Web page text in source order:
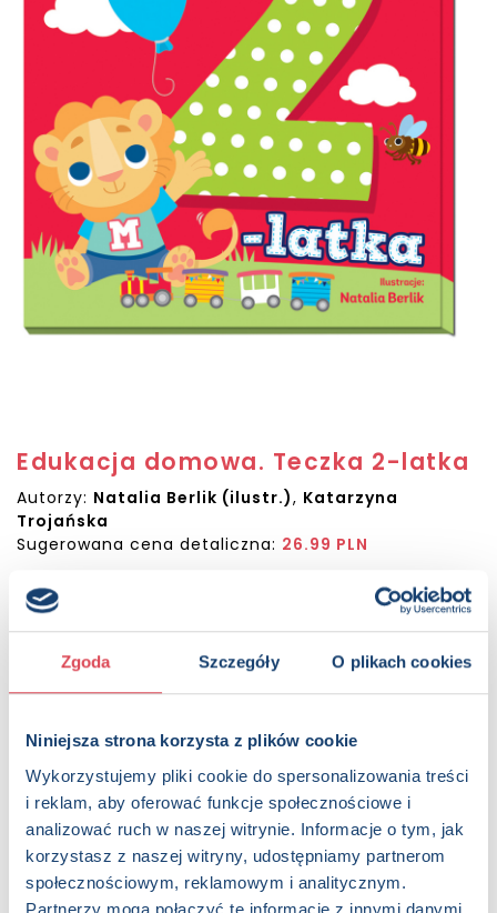
Zgoda Szczegóły O plikach cookies
Niniejsza strona korzysta z plików cookie
Wykorzystujemy pliki cookie do spersonalizowania treści
i reklam, aby oferować funkcje społecznościowe i
analizować ruch w naszej witrynie. Informacje o tym, jak
korzystasz z naszej witryny, udostępniamy partnerom
społecznościowym, reklamowym i analitycznym.
Partnerzy mogą połączyć te informacje z innymi danymi
Edukacja domowa. Teczka 2-latka
Autorzy: Natalia Berlik (ilustr.), Katarzyna
Trojańska
Sugerowana cena detaliczna: 26.99 PLN
KUP NA SWIATKSIAZKI.PL
KUP NA KSIAZKI.PL
Teczka edukacyjna z mnóstwem różnorodnych aktywności
przygotowanych z myślą o dziecku dwuletnim. Jest nie
tylko źródłem informacji o otaczającym malucha świecie,
lecz także wspaniałą zabawą, dzięki której nabędzie on wiele
nowych umiejętności, będzie rozwijał swoją
spostrzegawczość, koncentrację uwagi, sprawność dłoni,
koordynację wzrokowo-ruchową. Urocze, przyjazne dziecku